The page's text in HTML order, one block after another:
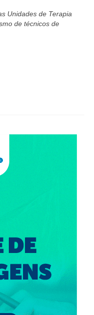
2029
Unidades de Terapia
de técnicos de